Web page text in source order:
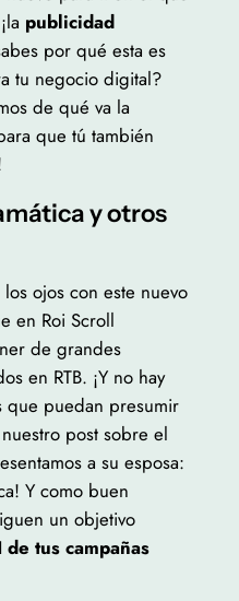
publicidad
por qué esta es
tu negocio digital?
de qué va la
que tú también
y otros
ojos con este nuevo
en Roi Scroll
de grandes
en RTB. ¡Y no hay
que puedan presumir
post sobre el
a su esposa:
Y como buen
un objetivo
tus campañas